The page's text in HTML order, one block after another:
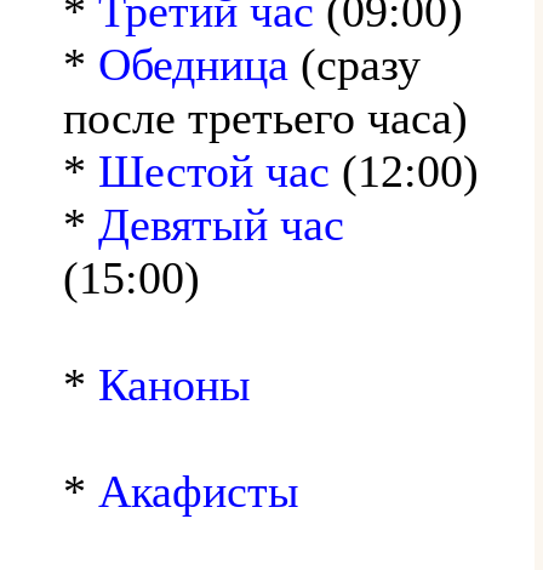
* Третий час (09:00)
* Обедница (сразу
после третьего часа)
* Шестой час (12:00)
* Девятый час
(15:00)
* Каноны
* Акафисты